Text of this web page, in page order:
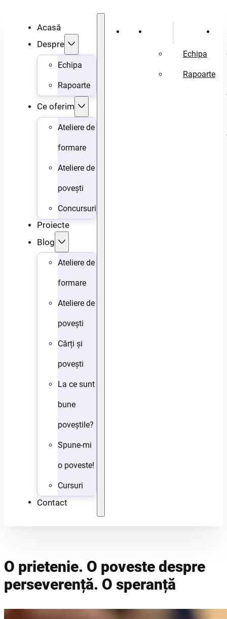
Acasă
Despre
Echipa
Rapoarte
Ce oferim
Ateliere de
formare
Ateliere de
povești
Concursuri
Proiecte
Blog
Ateliere de
formare
Ateliere de
povești
Cărți și
povești
La ce sunt
bune
poveștile?
Spune-mi
o poveste!
Cursuri
Contact
Acasă
Echipa
Rapoarte
O prietenie. O poveste despre
perseverență. O speranță